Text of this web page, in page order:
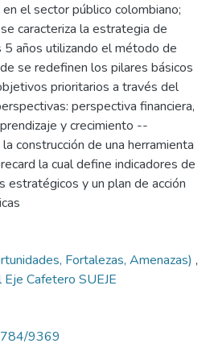
el sector público colombiano;
caracteriza la estrategia de
5 años utilizando el método de
se redefinen los pilares básicos
prioritarios a través del
perspectiva financiera,
y crecimiento --
construcción de una herramienta
la cual define indicadores de
y un plan de acción
Fortalezas, Amenazas) ,
Cafetero SUEJE
9369